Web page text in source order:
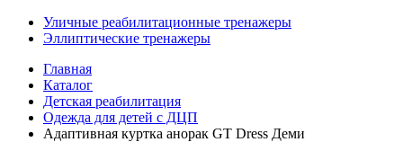
Уличные реабилитационные тренажеры
Эллиптические тренажеры
Главная
Каталог
Детская реабилитация
Одежда для детей с ДЦП
Адаптивная куртка анорак GT Dress Деми